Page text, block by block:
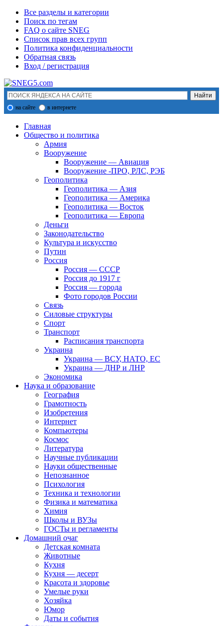
Все разделы и категории
Поиск по тегам
FAQ о сайте SNEG
Список прав всех групп
Политика конфиденциальности
Обратная связь
Вход / регистрация
на сайте в интернете
Главная
Общество и политика
Армия
Вооружение
Вооружение — Авиация
Вооружение -ПРО, РЛС, РЭБ
Геополитика
Геополитика — Азия
Геополитика — Америка
Геополитика — Восток
Геополитика — Европа
Деньги
Законодательство
Культура и искусство
Путин
Россия
Россия — СССР
Россия до 1917 г
Россия — города
Фото городов России
Связь
Силовые структуры
Спорт
Транспорт
Расписания транспорта
Украина
Украина — ВСУ, НАТО, ЕС
Украина — ДНР и ЛНР
Экономика
Наука и образование
География
Грамотность
Изобретения
Интернет
Компьютеры
Космос
Литература
Научные публикации
Науки общественные
Непознанное
Психология
Техника и технологии
Физика и математика
Химия
Школы и ВУЗы
ГОСТы и регламенты
Домашний очаг
Детская комната
Животные
Кухня
Кухня — десерт
Красота и здоровье
Умелые руки
Хозяйка
Юмор
Даты и события